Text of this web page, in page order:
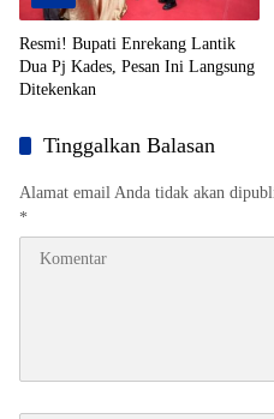
Resmi! Bupati Enrekang Lantik
Dua Pj Kades, Pesan Ini Langsung
Ditekenkan
Tinggalkan Balasan
Alamat email Anda tidak akan
*